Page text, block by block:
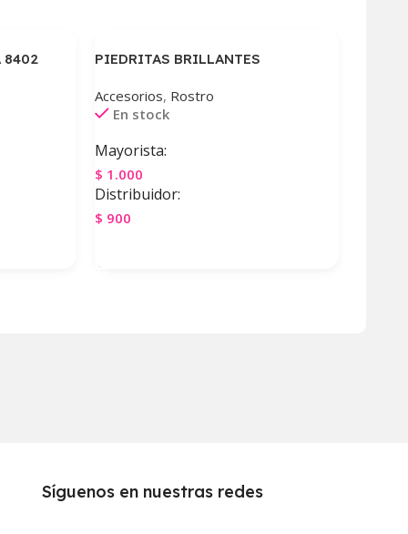
8402 PIEDRITAS BRILLANTES
Accesorios, Rostro
En stock
Mayorista:
$ 1.000
Distribuidor:
$ 900
Síguenos en nuestras redes